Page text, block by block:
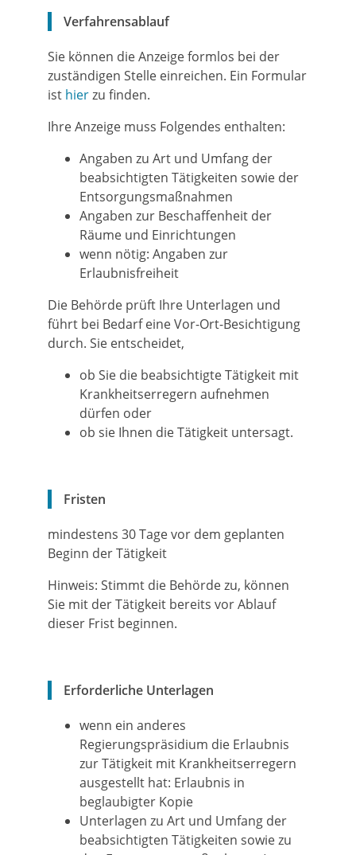
Verfahrensablauf
Sie können die Anzeige formlos bei der
zuständigen Stelle einreichen. Ein Formular
ist hierzu finden.
Ihre Anzeige muss Folgendes enthalten:
Angaben zu Art und Umfang der
beabsichtigten Tätigkeiten sowie der
Entsorgungsmaßnahmen
Angaben zur Beschaffenheit der
Räume und Einrichtungen
wenn nötig: Angaben zur
Erlaubnisfreiheit
Die Behörde prüft Ihre Unterlagen und
führt bei Bedarf eine Vor-Ort-Besichtigung
durch. Sie entscheidet,
ob Sie die beabsichtigte Tätigkeit mit
Krankheitserregern aufnehmen
dürfen oder
ob sie Ihnen die Tätigkeit untersagt.
Fristen
mindestens 30 Tage vor dem geplanten
Beginn der Tätigkeit
Hinweis: Stimmt die Behörde zu, können
Sie mit der Tätigkeit bereits vor Ablauf
dieser Frist beginnen.
Erforderliche Unterlagen
wenn ein anderes
Regierungspräsidium die Erlaubnis
zur Tätigkeit mit Krankheitserregern
ausgestellt hat: Erlaubnis in
beglaubigter Kopie
Unterlagen zu Art und Umfang der
beabsichtigten Tätigkeiten sowie zu